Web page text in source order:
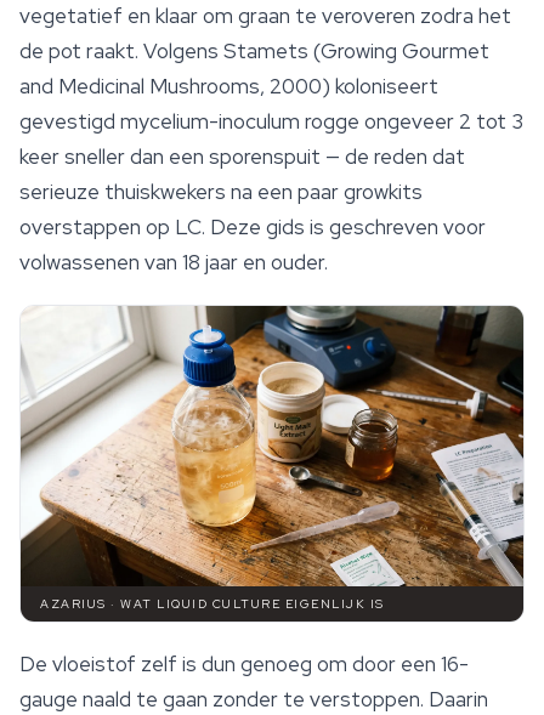
vegetatief en klaar om graan te veroveren zodra het
de pot raakt. Volgens Stamets (Growing Gourmet
and Medicinal Mushrooms, 2000) koloniseert
gevestigd mycelium-inoculum rogge ongeveer 2 tot 3
keer sneller dan een sporenspuit — de reden dat
serieuze thuiskwekers na een paar growkits
overstappen op LC. Deze gids is geschreven voor
volwassenen van 18 jaar en ouder.
AZARIUS · WAT LIQUID CULTURE EIGENLIJK IS
De vloeistof zelf is dun genoeg om door een 16-
gauge naald te gaan zonder te verstoppen. Daarin